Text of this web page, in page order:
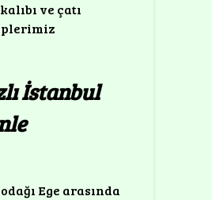
ve çatı
İstanbul
Ege arasında